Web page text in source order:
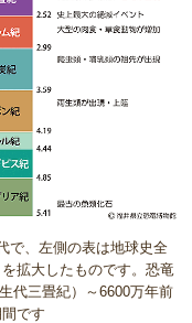
で、左側の表は地球史全
拡大したものです。恐竜
代三畳紀）～6600万年前
です